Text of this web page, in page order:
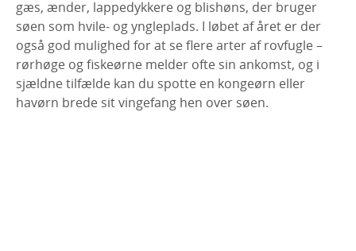
gæs, ænder, lappedykkere og blishøns, der bruger
søen som hvile- og yngleplads. I løbet af året er der
også god mulighed for at se flere arter af rovfugle –
rørhøge og fiskeørne melder ofte sin ankomst, og i
sjældne tilfælde kan du spotte en kongeørn eller
havørn brede sit vingefang hen over søen.